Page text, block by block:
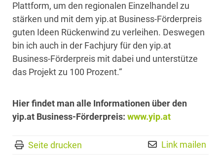
Plattform, um den regionalen Einzelhandel zu
stärken und mit dem yip.at Business-Förderpreis
guten Ideen Rückenwind zu verleihen. Deswegen
bin ich auch in der Fachjury für den yip.at
Business-Förderpreis mit dabei und unterstütze
das Projekt zu 100 Prozent.“
Hier findet man alle Informationen über den
yip.at Business-Förderpreis: www.yip.at
Seite drucken Link mailen